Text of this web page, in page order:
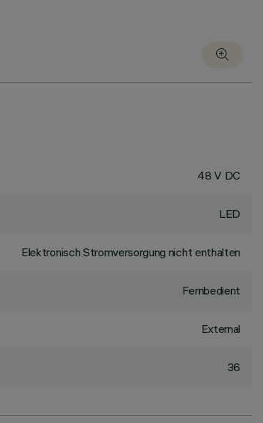
48 V DC
LED
Elektronisch Stromversorgung nicht enthalten
Fernbedient
External
36